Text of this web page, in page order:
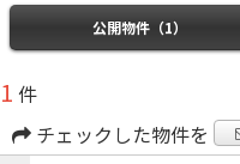
公開物件（1）
1 件
チェックした物件を